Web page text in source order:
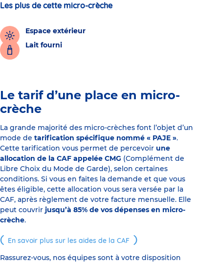
Les plus de cette micro-crèche
Espace extérieur
Lait fourni
Le tarif d’une place en micro-
crèche
La grande majorité des micro-crèches font l’objet d’un
mode de tarification spécifique nommé « PAJE ».
Cette tarification vous permet de percevoir une
allocation de la CAF appelée CMG (Complément de
Libre Choix du Mode de Garde), selon certaines
conditions. Si vous en faites la demande et que vous
êtes éligible, cette allocation vous sera versée par la
CAF, après règlement de votre facture mensuelle. Elle
peut couvrir jusqu’à 85% de vos dépenses en micro-
crèche.
En savoir plus sur les aides de la CAF
Rassurez-vous, nos équipes sont à votre disposition